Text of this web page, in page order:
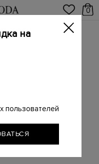
0
мысом
на
пользователей